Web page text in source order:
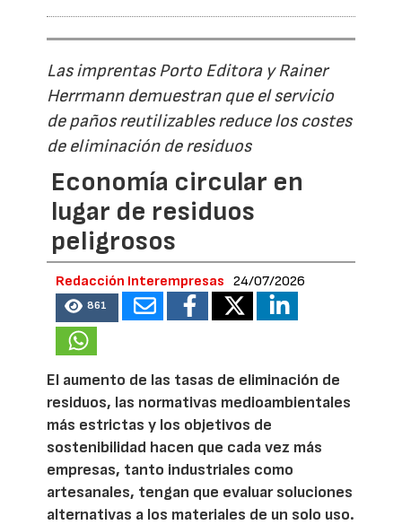
Las imprentas Porto Editora y Rainer
Herrmann demuestran que el servicio
de paños reutilizables reduce los costes
de eliminación de residuos
Economía circular en
lugar de residuos
peligrosos
Redacción Interempresas 24/07/2026
861
El aumento de las tasas de eliminación de
residuos, las normativas medioambientales
más estrictas y los objetivos de
sostenibilidad hacen que cada vez más
empresas, tanto industriales como
artesanales, tengan que evaluar soluciones
alternativas a los materiales de un solo uso.